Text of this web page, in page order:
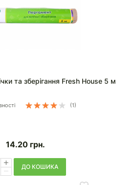
та зберігання Fresh House 5 м
(1)
14.20 грн.
ДО КОШИКА